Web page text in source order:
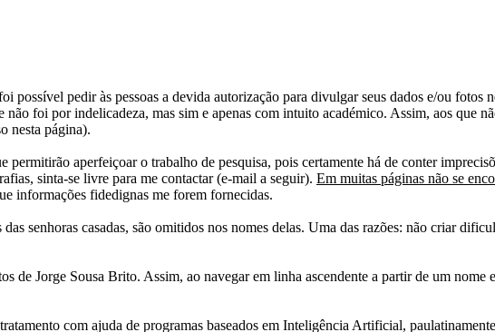
pedir às pessoas a devida autorização para divulgar seus dados e/ou fotos
foi por indelicadeza, mas sim e apenas com intuito académico. Assim, aos que
nesta página).
permitirão aperfeiçoar o trabalho de pesquisa, pois certamente há de conter
sinta-se livre para me contactar (e-mail a seguir). Em muitas páginas não se
informações fidedignas me forem fornecidas.
senhoras casadas, são omitidos nos nomes delas. Uma das razões: não criar
de Jorge Sousa Brito. Assim, ao navegar em linha ascendente a partir de um
com ajuda de programas baseados em Inteligência Artificial,